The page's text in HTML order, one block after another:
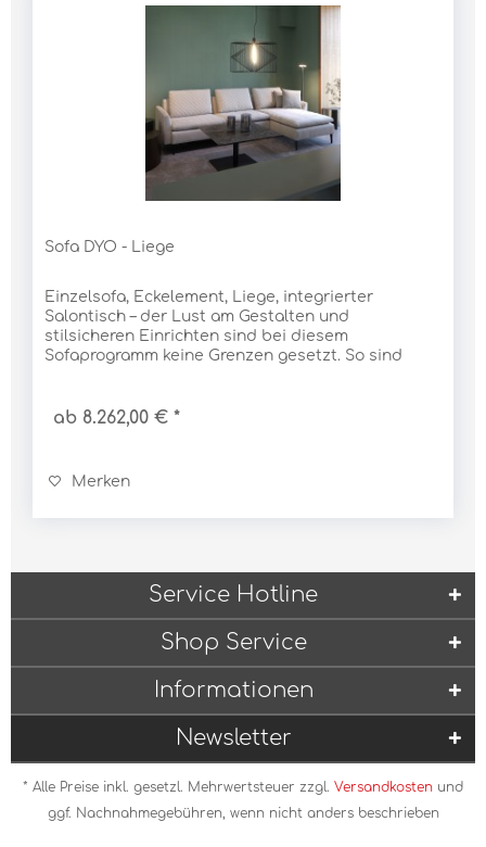
Sofa DYO - Liege
Einzelsofa, Eckelement, Liege, integrierter
Salontisch – der Lust am Gestalten und
stilsicheren Einrichten sind bei diesem
Sofaprogramm keine Grenzen gesetzt. So sind
ab 8.262,00 € *
Merken
Service Hotline
Shop Service
Informationen
Newsletter
* Alle Preise inkl. gesetzl. Mehrwertsteuer zzgl. Versandkosten und
ggf. Nachnahmegebühren, wenn nicht anders beschrieben